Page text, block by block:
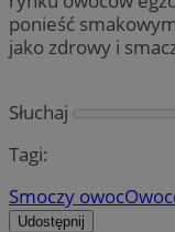
ponieść
jako zdrowy i
Słuchaj
Tagi:
Smoczy owoc
Udostępnij